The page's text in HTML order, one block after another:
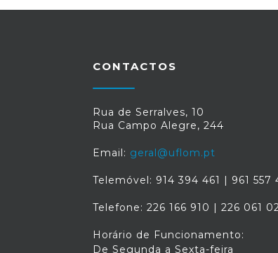
CONTACTOS
Rua de Serralves, 10
Rua Campo Alegre, 244
Email: geral@uflom.pt
Telemóvel: 914 394 461 | 961 557
Telefone: 226 166 910 | 226 061
Horário de Funcionamento:
De Segunda a Sexta-feira